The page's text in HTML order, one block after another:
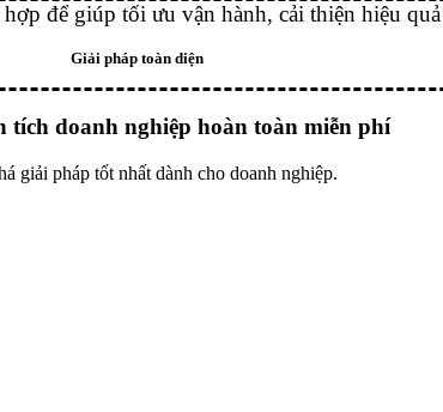
để giúp tối ưu vận hành, cải thiện hiệu
Giải pháp toàn diện
tích doanh nghiệp hoàn toàn miễn phí
giải pháp tốt nhất dành cho doanh nghiệp.